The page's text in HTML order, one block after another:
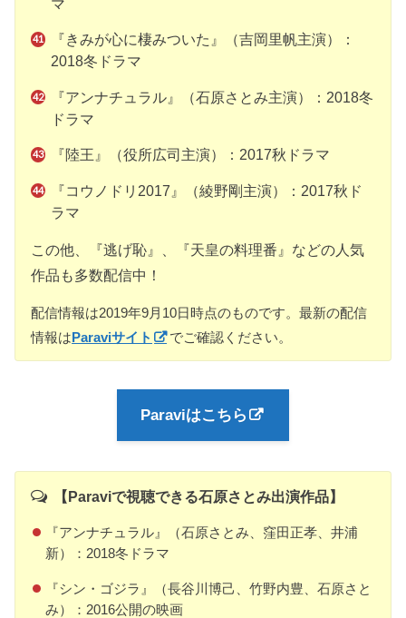
マ
『きみが心に棲みついた』（吉岡里帆主演）：
2018冬ドラマ
『アンナチュラル』（石原さとみ主演）：2018冬
ドラマ
『陸王』（役所広司主演）：2017秋ドラマ
『コウノドリ2017』（綾野剛主演）：2017秋ド
ラマ
この他、『逃げ恥』、『天皇の料理番』などの人気
作品も多数配信中！
配信情報は2019年9月10日時点のものです。最新の配信
情報はParaviサイト でご確認ください。
Paraviはこちら
【Paraviで視聴できる石原さとみ出演作品】
『アンナチュラル』（石原さとみ、窪田正孝、井浦
新）：2018冬ドラマ
『シン・ゴジラ』（長谷川博己、竹野内豊、石原さと
み）：2016公開の映画